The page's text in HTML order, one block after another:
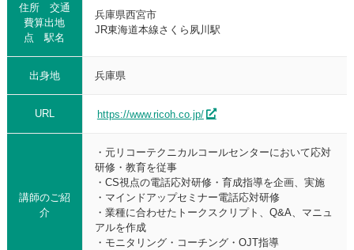
住所 交通
費算出地
点 駅名
兵庫県西宮市
JR東海道本線さくら夙川駅
出身地 兵庫県
URL https://www.ricoh.co.jp/
講師のご紹
介
・元リコーテクニカルコールセンターにおいて応対
研修・教育を従事
・CS視点の電話応対研修・育成指導を企画、実施
・マインドアップセミナー電話応対研修
・業種に合わせたトークスクリプト、Q&A、マニュ
アルを作成
・モニタリング・コーチング・OJT指導